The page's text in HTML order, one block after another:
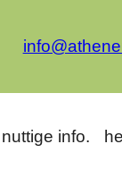
nuttige info.